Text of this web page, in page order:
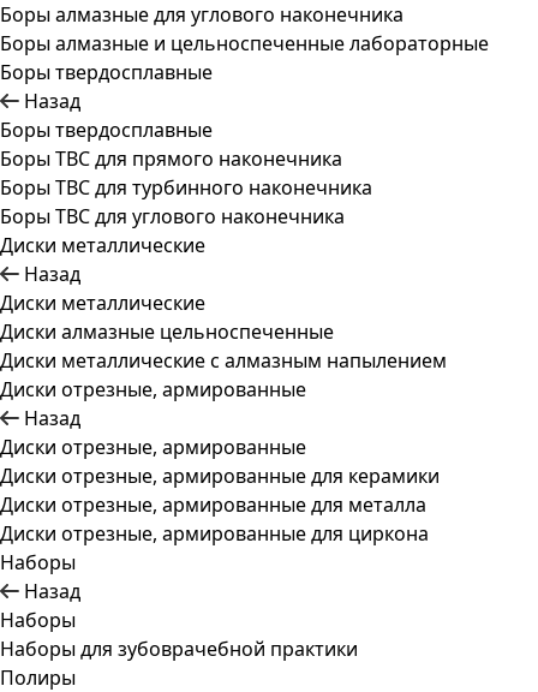
Боры алмазные для углового наконечника
Боры алмазные и цельноспеченные лабораторные
Боры твердосплавные
Назад
Боры твердосплавные
Боры ТВС для прямого наконечника
Боры ТВС для турбинного наконечника
Боры ТВС для углового наконечника
Диски металлические
Назад
Диски металлические
Диски алмазные цельноспеченные
Диски металлические с алмазным напылением
Диски отрезные, армированные
Назад
Диски отрезные, армированные
Диски отрезные, армированные для керамики
Диски отрезные, армированные для металла
Диски отрезные, армированные для циркона
Наборы
Назад
Наборы
Наборы для зубоврачебной практики
Полиры